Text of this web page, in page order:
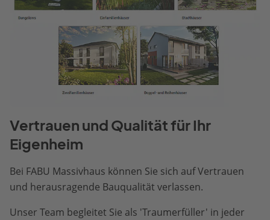
Vertrauen und Qualität für Ihr
Eigenheim
Bei FABU Massivhaus können Sie sich auf Vertrauen
und herausragende Bauqualität verlassen.
Unser Team begleitet Sie als 'Traumerfüller' in jeder